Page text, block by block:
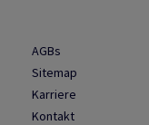
AGBs
Sitemap
Karriere
Kontakt